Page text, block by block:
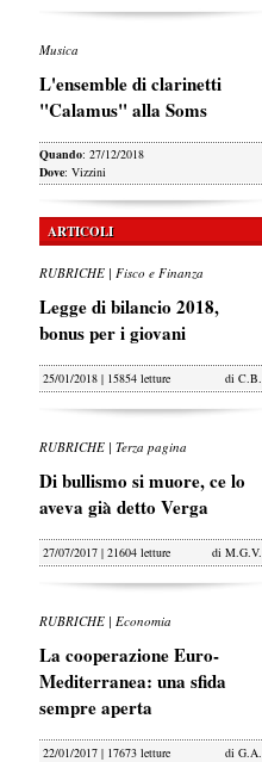
Musica
L'ensemble di clarinetti
"Calamus" alla Soms
Quando: 27/12/2018
Dove: Vizzini
ARTICOLI
RUBRICHE | Fisco e Finanza
Legge di bilancio 2018,
bonus per i giovani
25/01/2018 | 15854 letture di C.B.
RUBRICHE | Terza pagina
Di bullismo si muore, ce lo
aveva già detto Verga
27/07/2017 | 21604 letture di M.G.V.
RUBRICHE | Economia
La cooperazione Euro-
Mediterranea: una sfida
sempre aperta
22/01/2017 | 17673 letture di G.A.